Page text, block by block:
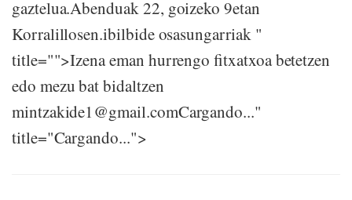
gaztelua.Abenduak 22, goizeko 9etan
Korralillosen.ibilbide osasungarriak "
title="">Izena eman hurrengo fitxatxoa betetzen
edo mezu bat bidaltzen
mintzakide1@gmail.comCargando..."
title="Cargando...">